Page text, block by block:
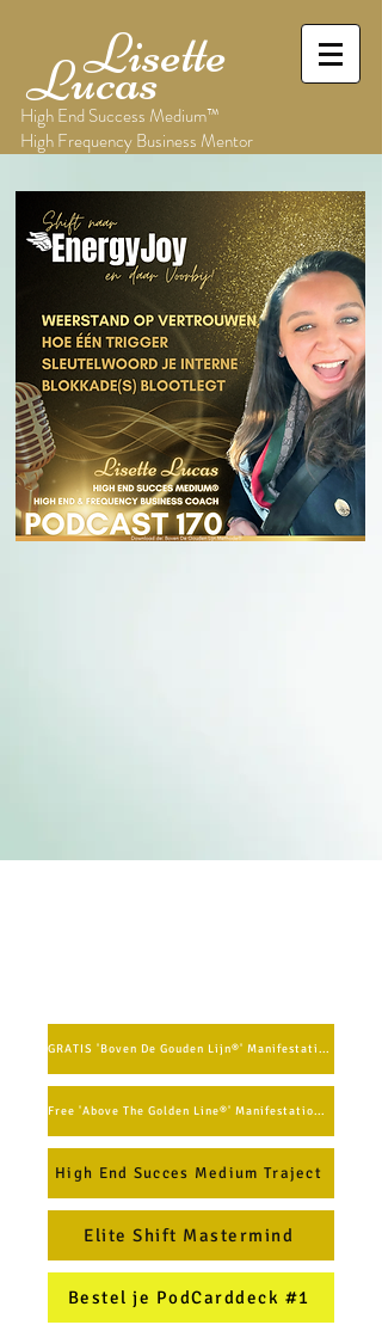
Lisette
Lucas
High End Success Medium™
High Frequency Business Mentor
GRATIS 'Boven De Gouden Lijn®' Manifestatie Methode
Free 'Above The Golden Line®' Manifestation Method (English)
High End Succes Medium Traject
Elite Shift Mastermind
Bestel je PodCarddeck #1